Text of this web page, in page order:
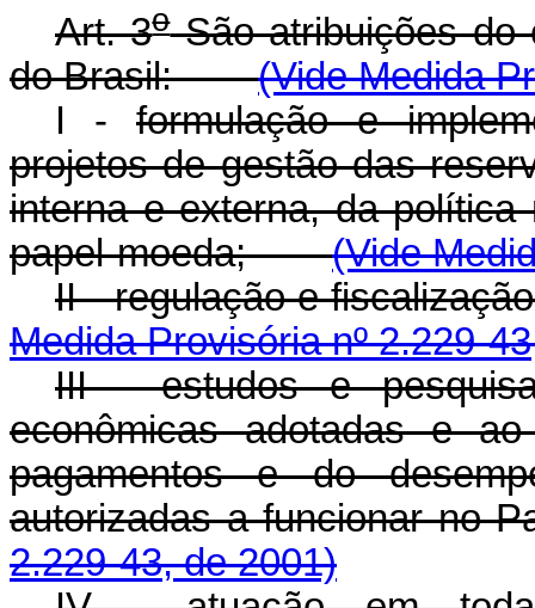
Art. 3oSão atribuições do
do Brasil:(Vide Medida
I - formulação e
projetos de gestão das
interna e externa, da
papel-moeda;(Vide
II - regulação e
Medida Provisória nº 2.229-
III - estudos e
econômicas adotadas e
pagamentos e do
autorizadas a funcionar
2.229-43, de 2001)